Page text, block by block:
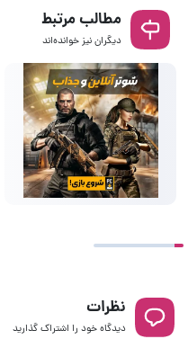
مطالب مرتبط
دیگران نیز خوانده‌اند
نظرات
دیدگاه خود را اشتراک گذارید